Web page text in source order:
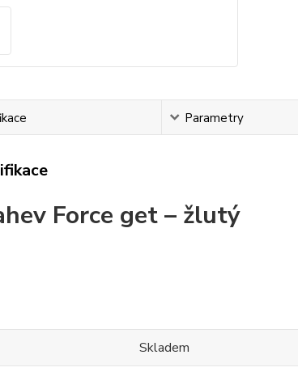
Parametry
Force get – žlutý
Skladem